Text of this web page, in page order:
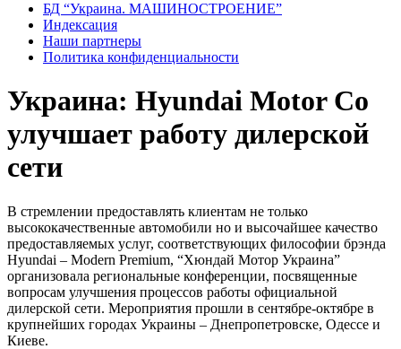
БД “Украина. МАШИНОСТРОЕНИЕ”
Индекcация
Наши партнеры
Политика конфиденциальности
Украина: Hyundai Motor Co
улучшает работу дилерской
сети
В стремлении предоставлять клиентам не только
высококачественные автомобили но и высочайшее качество
предоставляемых услуг, соответствующих философии брэнда
Hyundai – Modern Premium, “Хюндай Мотор Украина”
организовала региональные конференции, посвященные
вопросам улучшения процессов работы официальной
дилерской сети. Мероприятия прошли в сентябре-октябре в
крупнейших городах Украины – Днепропетровске, Одессе и
Киеве.